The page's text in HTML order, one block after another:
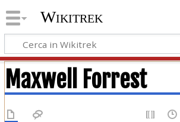
Wikitrek
Maxwell Forrest